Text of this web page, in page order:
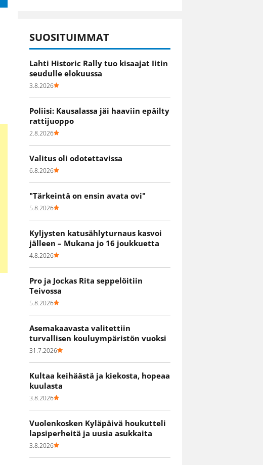
SUOSITUIMMAT
Lahti Historic Rally tuo kisaajat Iitin
seudulle elokuussa
3.8.2026
Poliisi: Kausalassa jäi haaviin epäilty
rattijuoppo
2.8.2026
Valitus oli odotettavissa
6.8.2026
"Tärkeintä on ensin avata ovi"
5.8.2026
Kyljysten katusählyturnaus kasvoi
jälleen – Mukana jo 16 joukkuetta
4.8.2026
Pro ja Jockas Rita seppelöitiin
Teivossa
5.8.2026
Asemakaavasta valitettiin
turvallisen kouluympäristön vuoksi
31.7.2026
Kultaa keihäästä ja kiekosta, hopeaa
kuulasta
3.8.2026
Vuolenkosken Kyläpäivä houkutteli
lapsiperheitä ja uusia asukkaita
3.8.2026